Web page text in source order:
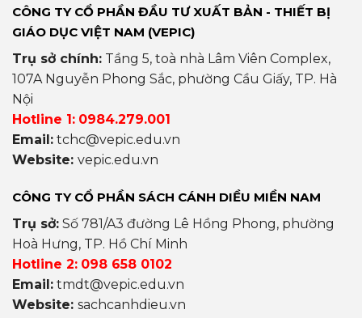
CÔNG TY CỔ PHẦN ĐẦU TƯ XUẤT BẢN - THIẾT BỊ
GIÁO DỤC VIỆT NAM (VEPIC)
Trụ sở chính: Tầng 5, toà nhà Lâm Viên Complex,
107A Nguyễn Phong Sắc, phường Cầu Giấy, TP. Hà
Nội
Hotline 1: 0984.279.001
Email: tchc@vepic.edu.vn
Website: vepic.edu.vn
CÔNG TY CỔ PHẦN SÁCH CÁNH DIỀU MIỀN NAM
Trụ sở: Số 781/A3 đường Lê Hồng Phong, phường
Hoà Hưng, TP. Hồ Chí Minh
Hotline 2: 098 658 0102
Email: tmdt@vepic.edu.vn
Website: sachcanhdieu.vn